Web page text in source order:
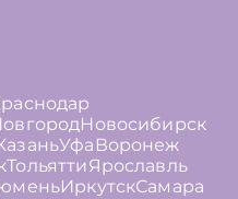
Новосибирск
Уфа Воронеж
ТольяттиЯрославль
ИркутскСамара